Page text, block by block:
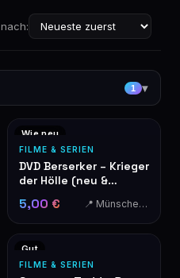
1 ▾
Wie neu
FILME & SERIEN
DVD Berserker – Krieger
der Hölle (neu &
5,00 € 📍 Münschecker
Gut
FILME & SERIEN